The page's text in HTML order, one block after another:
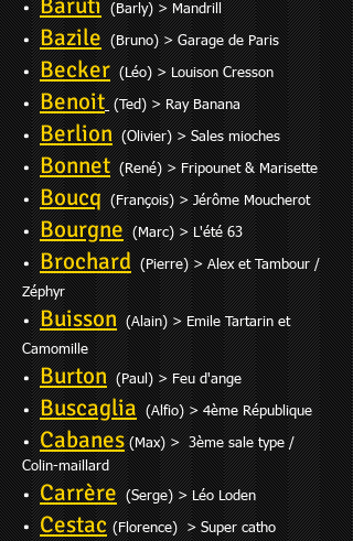
• (Barly) > Mandrill
•Bazile (Bruno) > Garage de Paris
•Becker (Léo) > Louison Cresson
•Benoit (Ted) > Ray Banana
•Berlion (Olivier) > Sales mioches
•Bonnet (René) > Fripounet & Marisette
•Boucq (François) > Jérôme Moucherot
•Bourgne (Marc) > L'été 63
•Brochard
(Pierre) > Alex et Tambour /
Zéphyr
•Buisson
(Alain) > Emile Tartarin et
Camomille
•Burton (Paul) > Feu d'ange
•Buscaglia (Alfio) > 4ème République
•Cabanes (Max) > 3ème sale type /
Colin-maillard
•Carrère (Serge) > Léo Loden
•Cestac (Florence) > Super catho